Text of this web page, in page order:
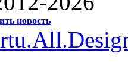
новость